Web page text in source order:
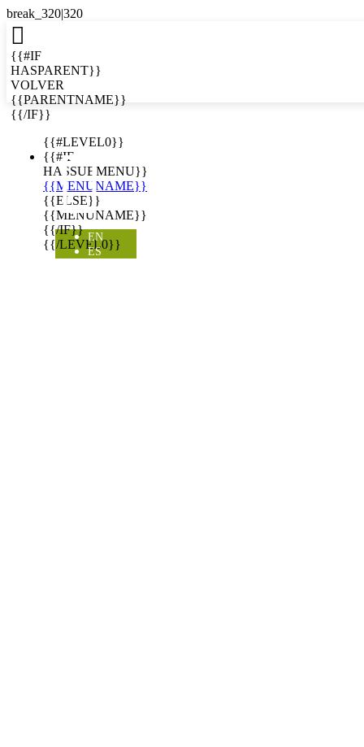

{{#IF
HASPARENT}}
VOLVER
{{PARENTNAME}}
{{/IF}}
{{#LEVEL0}}
{{#IF
HASSUBMENU}}
{{MENUNAME}}
{{ELSE}}
{{MENUNAME}}
{{/IF}}
{{/LEVEL0}}

EN
ES